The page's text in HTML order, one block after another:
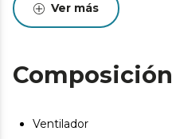
Ver más
Composición
Ventilador